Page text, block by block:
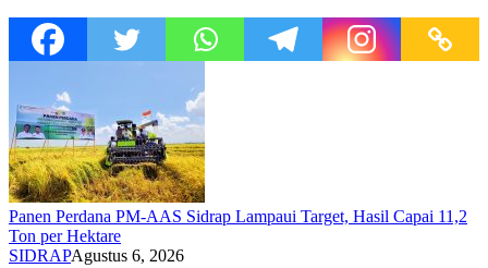
Panen Perdana PM-AAS Sidrap Lampaui Target, Hasil Capai 11,2
Ton per Hektare
SIDRAPAgustus 6, 2026